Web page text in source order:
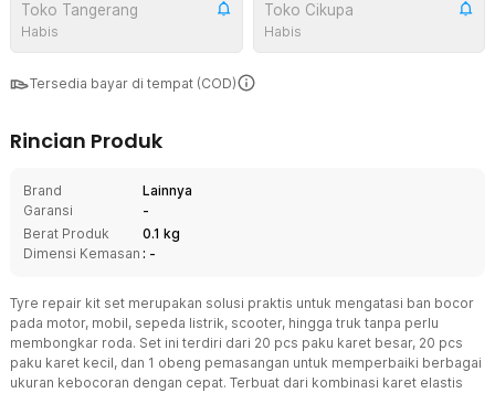
Toko Tangerang
Habis
Toko Cikupa
Habis
Tersedia bayar di tempat (COD)
Rincian Produk
Brand
Lainnya
Garansi
-
Berat Produk
0.1 kg
Dimensi Kemasan : -
Tyre repair kit set merupakan solusi praktis untuk mengatasi ban bocor
pada motor, mobil, sepeda listrik, scooter, hingga truk tanpa perlu
membongkar roda. Set ini terdiri dari 20 pcs paku karet besar, 20 pcs
paku karet kecil, dan 1 obeng pemasangan untuk memperbaiki berbagai
ukuran kebocoran dengan cepat. Terbuat dari kombinasi karet elastis